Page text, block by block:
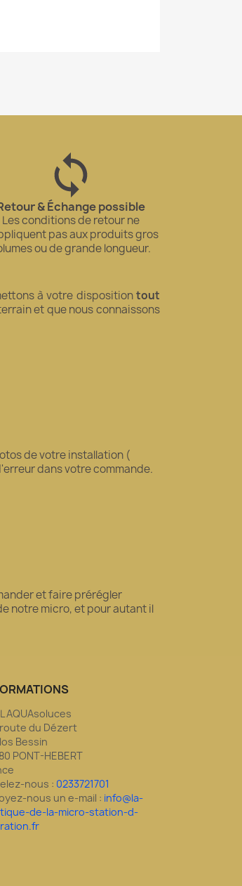
& Échange possible
Les conditions de retour ne
pas aux produits gros
ou de grande longueur.
à votre dispositiontout
et que nous connaissons
de votre installation (
dans votre commande.
et faire prérégler
notre micro, et pour autant il
AQUAsoluces
route du Dézert
Bessin
PONT-HEBERT
nous : 0233721701
nous un e-mail : info@la-
de-la-micro-station-d-